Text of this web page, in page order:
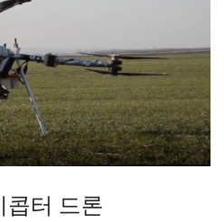
콥터 드론